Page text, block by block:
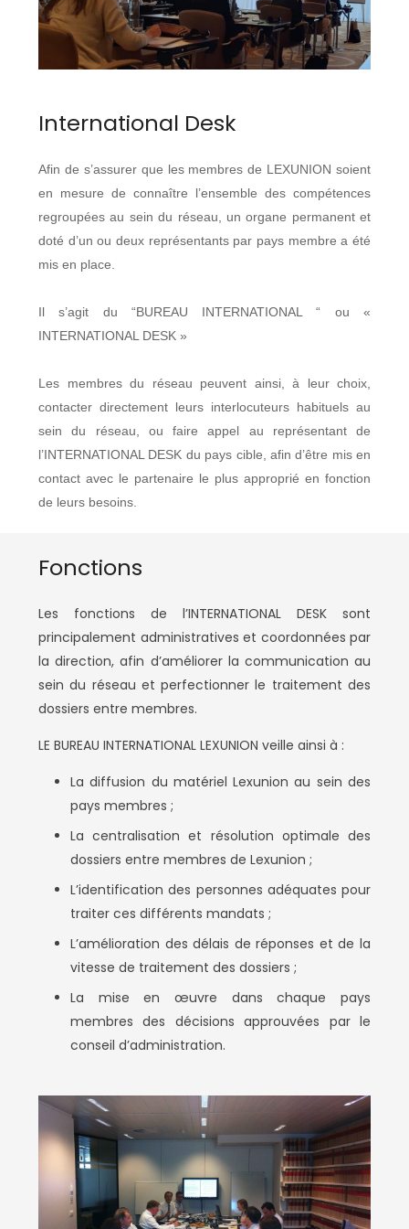
International Desk
Afin de s’assurer que les membres de LEXUNION soient
en mesure de connaître l’ensemble des compétences
regroupées au sein du réseau, un organe permanent et
doté d’un ou deux représentants par pays membre a été
mis en place.
Il s’agit du “BUREAU INTERNATIONAL “ ou «
INTERNATIONAL DESK »
Les membres du réseau peuvent ainsi, à leur choix,
contacter directement leurs interlocuteurs habituels au
sein du réseau, ou faire appel au représentant de
l’INTERNATIONAL DESK du pays cible, afin d’être mis en
contact avec le partenaire le plus approprié en fonction
de leurs besoins.
Fonctions
Les fonctions de l’INTERNATIONAL DESK sont
principalement administratives et coordonnées par
la direction, afin d’améliorer la communication au
sein du réseau et perfectionner le traitement des
dossiers entre membres.
LE BUREAU INTERNATIONAL LEXUNION veille ainsi à :
La diffusion du matériel Lexunion au sein des
pays membres ;
La centralisation et résolution optimale des
dossiers entre membres de Lexunion ;
L’identification des personnes adéquates pour
traiter ces différents mandats ;
L’amélioration des délais de réponses et de la
vitesse de traitement des dossiers ;
La mise en œuvre dans chaque pays
membres des décisions approuvées par le
conseil d’administration.